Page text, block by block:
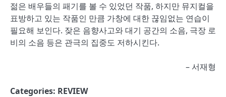
젊은 배우들의 패기를 볼 수 있었던 작품, 하지만 뮤지컬을
표방하고 있는 작품인 만큼 가창에 대한 끊임없는 연습이
필요해 보인다. 잦은 음향사고와 대기 공간의 소음, 극장 로
비의 소음 등은 관극의 집중도 저하시킨다.
– 서재형
Categories: REVIEW